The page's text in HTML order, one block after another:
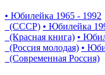
• Юбилейка 1965 - 1992
(СССР) • Юбилейка
(Красная книга) •
(Россия молодая) •
(Современная Россия)